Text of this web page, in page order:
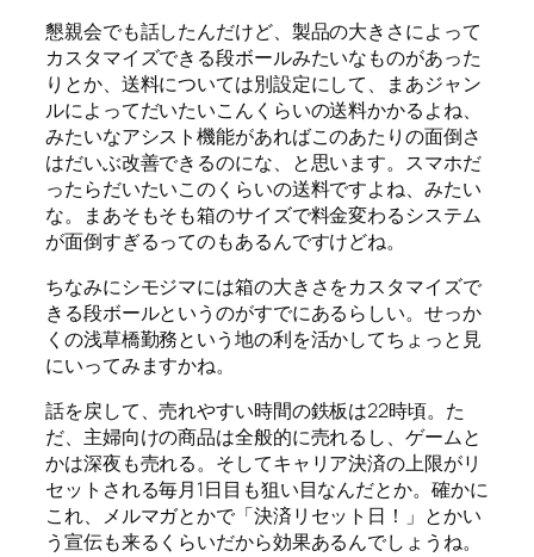
懇親会でも話したんだけど、製品の大きさによって
カスタマイズできる段ボールみたいなものがあった
りとか、送料については別設定にして、まあジャン
ルによってだいたいこんくらいの送料かかるよね、
みたいなアシスト機能があればこのあたりの面倒さ
はだいぶ改善できるのにな、と思います。スマホだ
ったらだいたいこのくらいの送料ですよね、みたい
な。まあそもそも箱のサイズで料金変わるシステム
が面倒すぎるってのもあるんですけどね。
ちなみにシモジマには箱の大きさをカスタマイズで
きる段ボールというのがすでにあるらしい。せっか
くの浅草橋勤務という地の利を活かしてちょっと見
にいってみますかね。
話を戻して、売れやすい時間の鉄板は22時頃。た
だ、主婦向けの商品は全般的に売れるし、ゲームと
かは深夜も売れる。そしてキャリア決済の上限がリ
セットされる毎月1日目も狙い目なんだとか。確かに
これ、メルマガとかで「決済リセット日！」とかい
う宣伝も来るくらいだから効果あるんでしょうね。